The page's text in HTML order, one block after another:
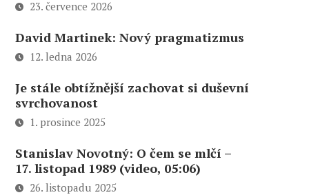
23. července 2026
David Martinek: Nový pragmatizmus
12. ledna 2026
Je stále obtížnější zachovat si duševní
svrchovanost
1. prosince 2025
Stanislav Novotný: O čem se mlčí –
17. listopad 1989 (video, 05:06)
26. listopadu 2025